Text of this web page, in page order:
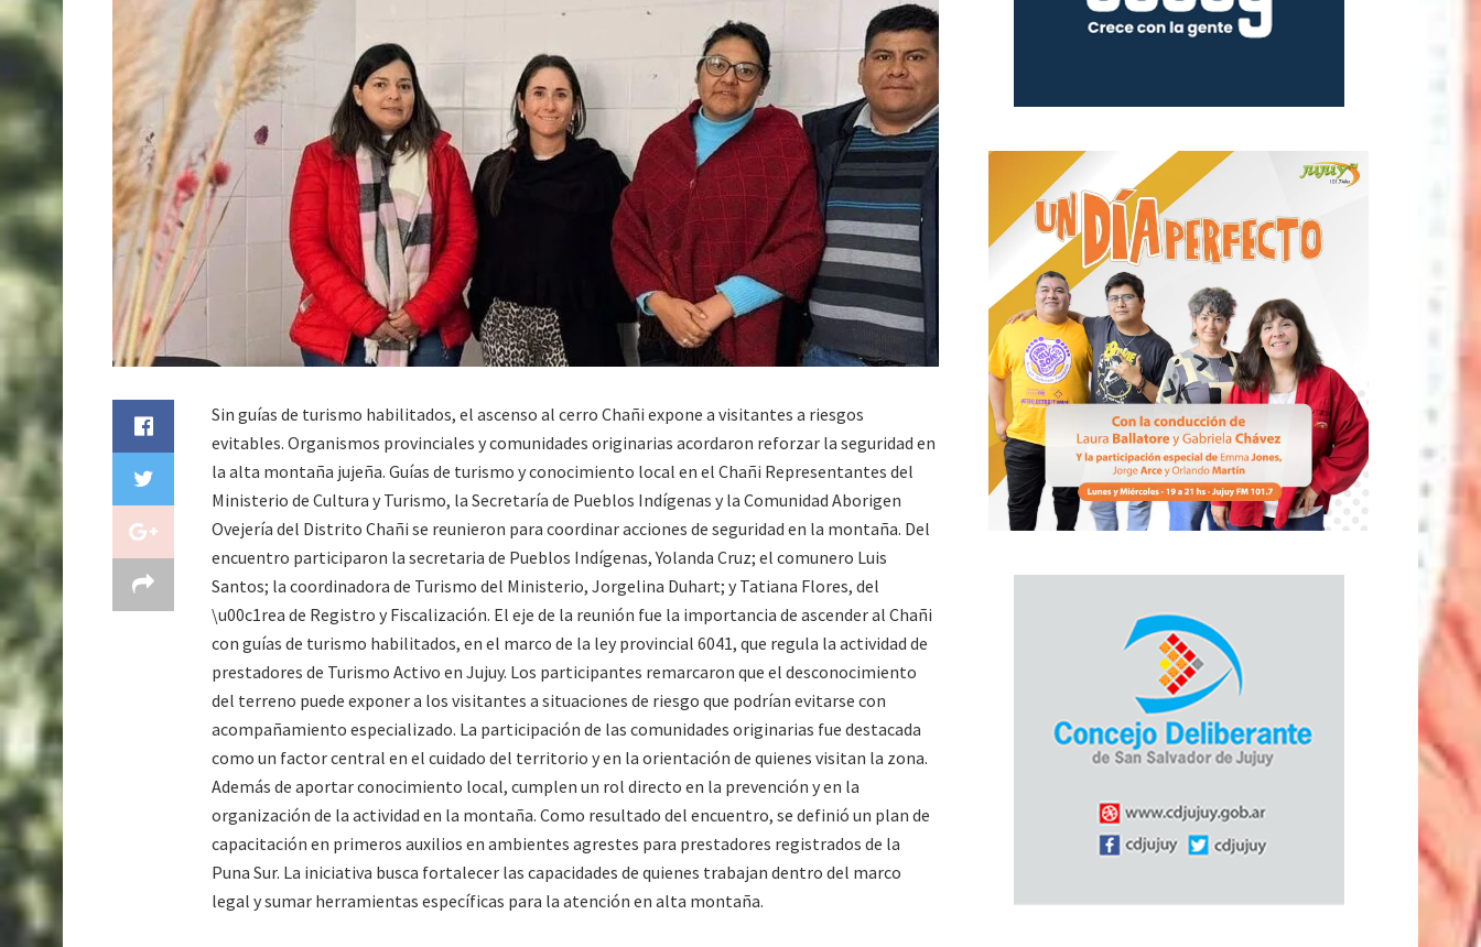
Sin guías de turismo habilitados, el ascenso al cerro Chañi expone a visitantes a riesgos
evitables. Organismos provinciales y comunidades originarias acordaron reforzar la seguridad en
la alta montaña jujeña. Guías de turismo y conocimiento local en el Chañi Representantes del
Ministerio de Cultura y Turismo, la Secretaría de Pueblos Indígenas y la Comunidad Aborigen
Ovejería del Distrito Chañi se reunieron para coordinar acciones de seguridad en la montaña. Del
encuentro participaron la secretaria de Pueblos Indígenas, Yolanda Cruz; el comunero Luis
Santos; la coordinadora de Turismo del Ministerio, Jorgelina Duhart; y Tatiana Flores, del
\u00c1rea de Registro y Fiscalización. El eje de la reunión fue la importancia de ascender al Chañi
con guías de turismo habilitados, en el marco de la ley provincial 6041, que regula la actividad de
prestadores de Turismo Activo en Jujuy. Los participantes remarcaron que el desconocimiento
del terreno puede exponer a los visitantes a situaciones de riesgo que podrían evitarse con
acompañamiento especializado. La participación de las comunidades originarias fue destacada
como un factor central en el cuidado del territorio y en la orientación de quienes visitan la zona.
Además de aportar conocimiento local, cumplen un rol directo en la prevención y en la
organización de la actividad en la montaña. Como resultado del encuentro, se definió un plan de
capacitación en primeros auxilios en ambientes agrestes para prestadores registrados de la
Puna Sur. La iniciativa busca fortalecer las capacidades de quienes trabajan dentro del marco
legal y sumar herramientas específicas para la atención en alta montaña.